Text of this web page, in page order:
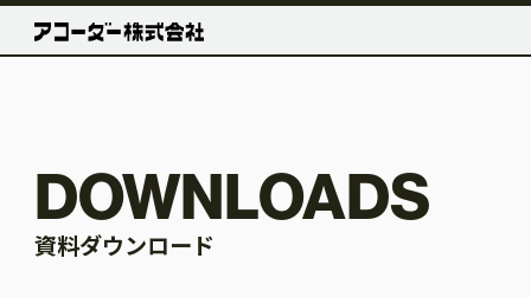
DOWNLOADS
資料ダウンロード